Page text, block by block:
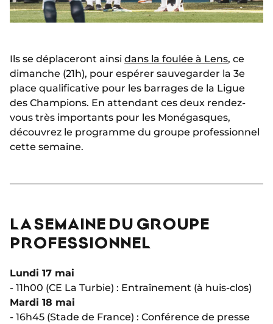
Ils se déplaceront ainsi dans la foulée à Lens, ce
dimanche (21h), pour espérer sauvegarder la 3e
place qualificative pour les barrages de la Ligue
des Champions. En attendant ces deux rendez-
vous très importants pour les Monégasques,
découvrez le programme du groupe professionnel
cette semaine.
LA SEMAINE DU GROUPE
PROFESSIONNEL
Lundi 17 mai
- 11h00 (CE La Turbie) : Entraînement (à huis-clos)
Mardi 18 mai
- 16h45 (Stade de France) : Conférence de presse